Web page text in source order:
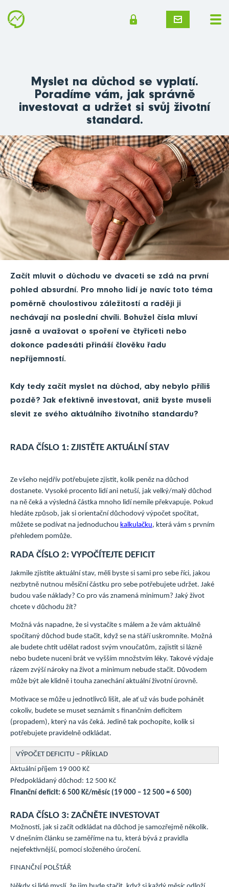
Myslet na důchod se vyplatí.
Poradíme vám, jak správně
investovat a udržet si svůj životní
standard.
Začít mluvit o důchodu ve dvaceti se zdá na první
pohled absurdní. Pro mnoho lidí je navíc toto téma
poměrně choulostivou záležitostí a raději ji
nechávají na poslední chvíli. Bohužel čísla mluví
jasně a uvažovat o spoření ve čtyřiceti nebo
dokonce padesáti přináší člověku řadu
nepříjemností.
Kdy tedy začít myslet na důchod, aby nebylo příliš
pozdě? Jak efektivně investovat, aniž byste museli
slevit ze svého aktuálního životního standardu?
RADA ČÍSLO 1: ZJISTĚTE AKTUÁLNÍ STAV
Ze všeho nejdřív potřebujete zjistit, kolik peněz na důchod
dostanete. Vysoké procento lidí ani netuší, jak velký/malý důchod
na ně čeká a výsledná částka mnoho lidí nemile překvapuje. Pokud
hledáte způsob, jak si orientační důchodový výpočet spočítat,
můžete se podívat na jednoduchou kalkulačku, která vám s prvním
přehledem pomůže.
RADA ČÍSLO 2: VYPOČÍTEJTE DEFICIT
Jakmile zjistíte aktuální stav, měli byste si sami pro sebe říci, jakou
nezbytně nutnou měsíční částku pro sebe potřebujete udržet. Jaké
budou vaše náklady? Co pro vás znamená minimum? Jaký život
chcete v důchodu žít?
Možná vás napadne, že si vystačíte s málem a že vám aktuálně
spočítaný důchod bude stačit, když se na stáří uskromníte. Možná
ale budete chtít udělat radost svým vnoučatům, zajistit si lázně
nebo budete nuceni brát ve vyšším množstvím léky. Takové výdaje
rázem zvýší nároky na život a minimum nebude stačit. Důvodem
může být ale klidně i touha zanechání aktuální životní úrovně.
Motivace se může u jednotlivců lišit, ale ať už vás bude pohánět
cokoliv, budete se muset seznámit s finančním deficitem
(propadem), který na vás čeká. Jedině tak pochopíte, kolik si
potřebujete pravidelně odkládat.
VÝPOČET DEFICITU – PŘÍKLAD
Aktuální příjem 19 000 Kč
Předpokládaný důchod: 12 500 Kč
Finanční deficit: 6 500 Kč/měsíc (19 000 – 12 500 = 6 500)
RADA ČÍSLO 3: ZAČNĚTE INVESTOVAT
Možností, jak si začít odkládat na důchod je samozřejmě několik.
V dnešním článku se zaměříme na tu, která bývá z pravidla
nejefektivnější, pomocí složeného úročení.
FINANČNÍ POLŠTÁŘ